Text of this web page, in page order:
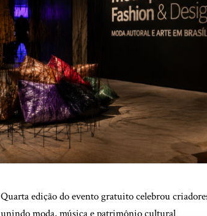
Quarta edição do evento gratuito celebrou